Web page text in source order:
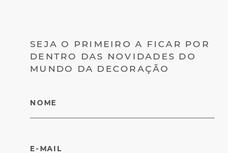
SEJA O PRIMEIRO A FICAR POR
DENTRO DAS NOVIDADES DO
MUNDO DA DECORAÇÃO